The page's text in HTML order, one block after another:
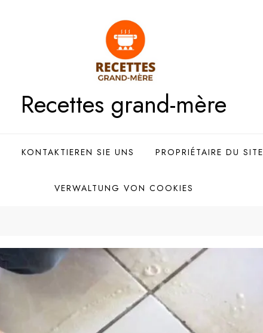
Recettes grand-mère
KONTAKTIEREN SIE UNS PROPRIÉTAIRE DU SITE
VERWALTUNG VON COOKIES